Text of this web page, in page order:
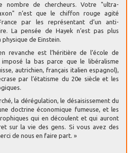
nombre de chercheurs. Votre "ultra-
n’est que le chiffon rouge agité
par les représentant d’un anti-
La pensée de Hayek n’est pas plus
de Einstein.
revanche est l’héritière de l’école de
imposé la bas parce que le libéralisme
autrichien, français italien espagnol),
par l’étatisme du 20e siècle et les
la dérégulation, le désaisissement du
doctrine économique fumeuse, et les
qui en découlent et qui auront
sur la vie des gens. Si vous avez des
de nous en faire part. »